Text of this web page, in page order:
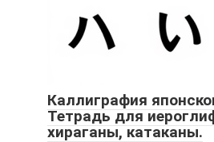
Каллиграфия
Тетрадь для
хираганы, катаканы.